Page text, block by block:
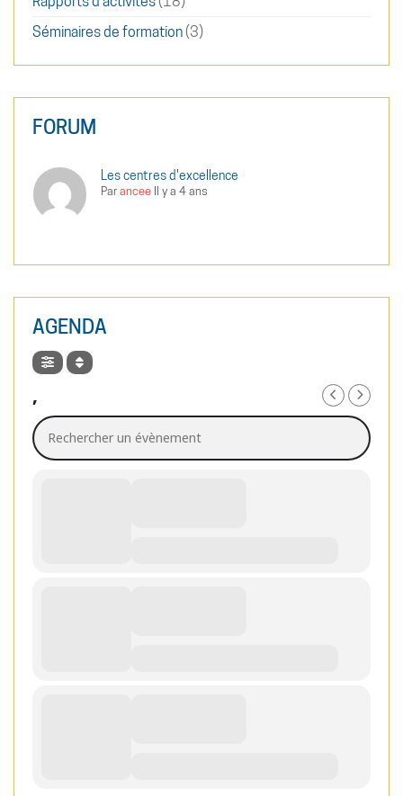
Séminaires de formation(3)
FORUM
Les centres d'excellence
Parancee Il y a 4 ans
AGENDA
,
Rechercher un évènement